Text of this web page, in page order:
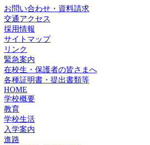
お問い合わせ・資料請求
交通アクセス
採用情報
サイトマップ
リンク
緊急案内
在校生・保護者の皆さまへ
各種証明書・提出書類等
HOME
学校概要
教育
学校生活
入学案内
進路